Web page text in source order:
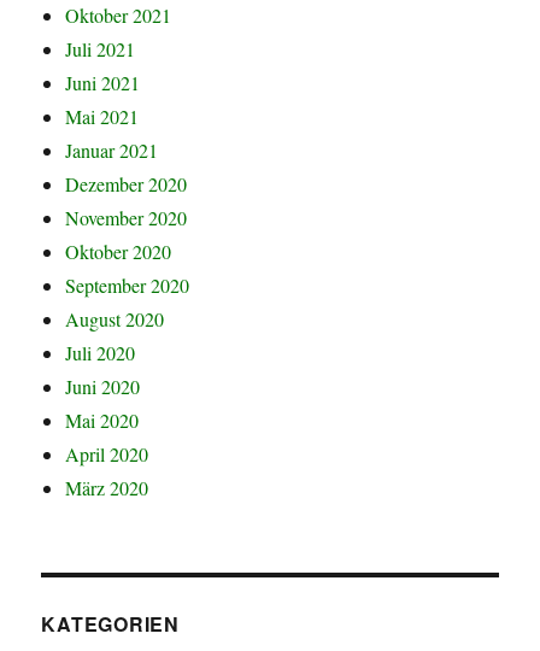
Oktober 2021
Juli 2021
Juni 2021
Mai 2021
Januar 2021
Dezember 2020
November 2020
Oktober 2020
September 2020
August 2020
Juli 2020
Juni 2020
Mai 2020
April 2020
März 2020
KATEGORIEN